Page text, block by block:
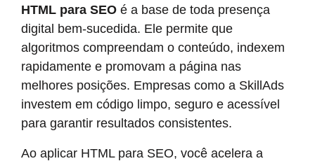
HTML para SEO é a base de toda presença
digital bem-sucedida. Ele permite que
algoritmos compreendam o conteúdo, indexem
rapidamente e promovam a página nas
melhores posições. Empresas como a SkillAds
investem em código limpo, seguro e acessível
para garantir resultados consistentes.
Ao aplicar HTML para SEO, você acelera a